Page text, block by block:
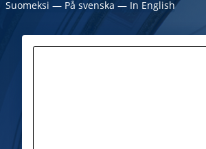
Suomeksi ― På svenska ― In English